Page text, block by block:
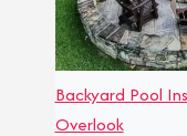
Backyard Pool
Overlook